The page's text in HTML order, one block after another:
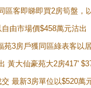
區客即睇即買2房筍盤，
由市場價$458萬元沽出
3房戶獲同區綠表客以
黃大仙豪苑大2房417'
最新3房單位以$520萬